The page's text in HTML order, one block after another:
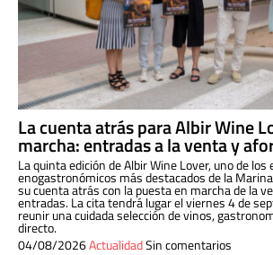
La cuenta atrás para Albir Wine
marcha: entradas a la venta y
La quinta edición de Albir Wine Lover, uno de los
enogastronómicos más destacados de la
su cuenta atrás con la puesta en marcha de la
entradas. La cita tendrá lugar el viernes 4 de
reunir una cuidada selección de vinos,
directo.
04/08/2026ActualidadSin comentarios